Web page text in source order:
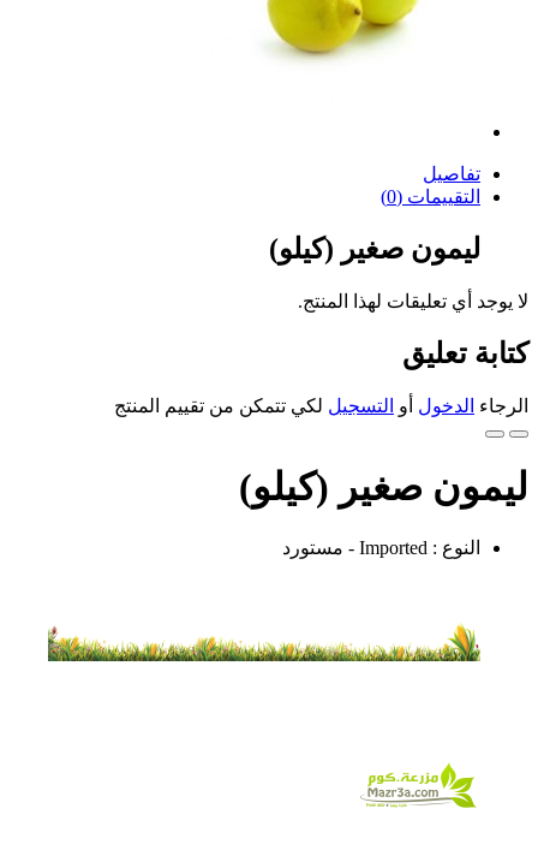
تفاصيل
التقييمات (0)
ليمون صغير (كيلو)
لا يوجد أي تعليقات لهذا المنتج.
كتابة تعليق
الرجاء الدخول أو التسجيل لكي تتمكن من تقييم المنتج
ليمون صغير (كيلو)
النوع : Imported - مستورد